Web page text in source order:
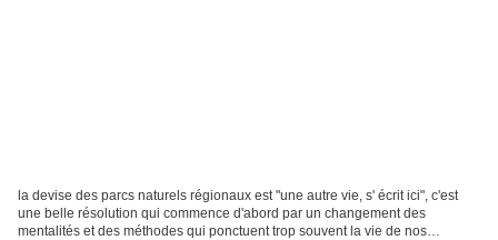
la devise des parcs naturels régionaux est "une autre vie, s' écrit ici", c'est
une belle résolution qui commence d'abord par un changement des
mentalités et des méthodes qui ponctuent trop souvent la vie de nos